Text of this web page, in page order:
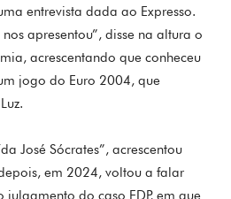
entrevista dada ao Expresso.
apresentou”, disse na altura o
acrescentando que conheceu
jogo do Euro 2004, que
José Sócrates”, acrescentou
em 2024, voltou a falar
julgamento do caso EDP, em que